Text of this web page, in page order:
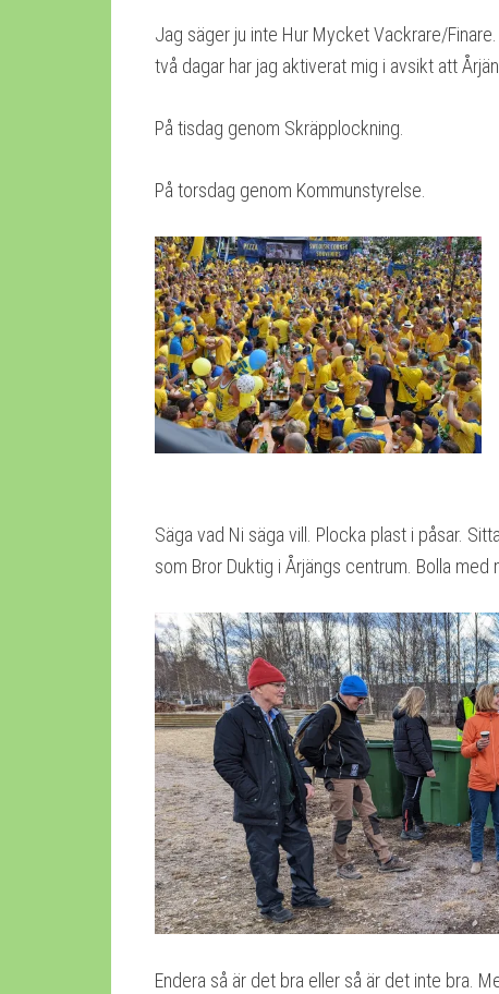
Jag säger ju inte Hur Mycket Vackrare/
två dagar har jag aktiverat mig i avsikt att
På tisdag genom Skräpplockning.
På torsdag genom Kommunstyrelse.
Säga vad Ni säga vill. Plocka plast i påsar.
som Bror Duktig i Årjängs centrum. Bolla med
Endera så är det bra eller så är det inte bra.